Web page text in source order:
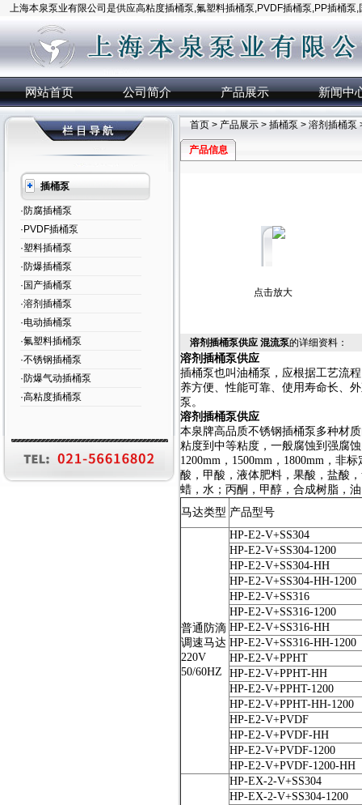
上海本泉泵业有限公司是供应高粘度插桶泵,氟塑料插桶泵,PVDF插桶泵,PP插桶泵
网站首页 公司简介 产品展示 新闻中
插桶泵
·防腐插桶泵
·PVDF插桶泵
·塑料插桶泵
·防爆插桶泵
·国产插桶泵
·溶剂插桶泵
·电动插桶泵
·氟塑料插桶泵
·不锈钢插桶泵
·防爆气动插桶泵
·高粘度插桶泵
首页 > 产品展示 > 插桶泵 > 溶剂插桶泵
产品信息
点击放大
溶剂插桶泵供应 混流泵的详细资料：
溶剂插桶泵供应
插桶泵也叫油桶泵，应根据工艺流
养方便、性能可靠、使用寿命长、
泵。
溶剂插桶泵供应
本泉牌高品质不锈钢插桶泵多种材
粘度到中等粘度，一般腐蚀到强腐
1200mm，1500mm，1800mm，非
酸，甲酸，液体肥料，果酸，盐酸
蜡，水；丙酮，甲醇，合成树脂，
马达类型 产品型号
普通防滴
调速马达
220V
50/60HZ
HP-E2-V+SS304
HP-E2-V+SS304-1200
HP-E2-V+SS304-HH
HP-E2-V+SS304-HH-1200
HP-E2-V+SS316
HP-E2-V+SS316-1200
HP-E2-V+SS316-HH
HP-E2-V+SS316-HH-1200
HP-E2-V+PPHT
HP-E2-V+PPHT-HH
HP-E2-V+PPHT-1200
HP-E2-V+PPHT-HH-1200
HP-E2-V+PVDF
HP-E2-V+PVDF-HH
HP-E2-V+PVDF-1200
HP-E2-V+PVDF-1200-HH
HP-EX-2-V+SS304
HP-EX-2-V+SS304-1200